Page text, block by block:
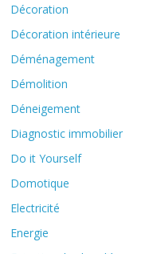
Décoration
Décoration intérieure
Déménagement
Démolition
Déneigement
Diagnostic immobilier
Do it Yourself
Domotique
Electricité
Energie